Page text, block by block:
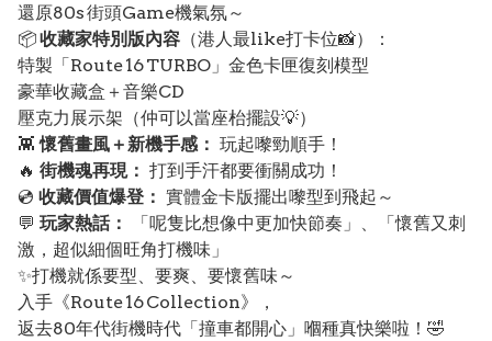
還原80s 街頭Game機氣氛～
📦收藏家特別版內容 （港人最like打卡位📸）：
特製「Route 16 TURBO」金色卡匣復刻模型
豪華收藏盒＋音樂CD
壓克力展示架（仲可以當座枱擺設💡）
👾懷舊畫風＋新機手感： 玩起嚟勁順手！
🔥 街機魂再現： 打到手汗都要衝關成功！
💿 收藏價值爆登： 實體金卡版擺出嚟型到飛起～
💬 玩家熱話：
「呢隻比想像中更加快節奏」、「懷舊又刺
激，超似細個旺角打機味」
✨打機就係要型、要爽、要懷舊味～
入手《Route 16 Collection》，
返去80年代街機時代「撞車都開心」嗰種真快樂啦！🤣